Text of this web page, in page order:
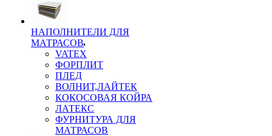
НАПОЛНИТЕЛИ ДЛЯ
МАТРАСОВ
VATEX
ФОРПЛИТ
ПЛЕД
ВОЛНИТ,ЛАЙТЕК
КОКОСОВАЯ КОЙРА
ЛАТЕКС
ФУРНИТУРА ДЛЯ
МАТРАСОВ